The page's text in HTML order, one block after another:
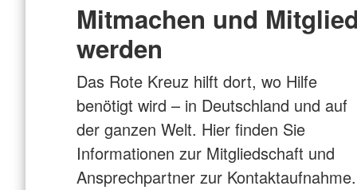
Mitmachen und
werden
Das Rote Kreuz hilft dort, wo Hilfe
benötigt wird – in Deutschland und auf
der ganzen Welt. Hier finden Sie
Informationen zur Mitgliedschaft und
Ansprechpartner zur Kontaktaufnahme.